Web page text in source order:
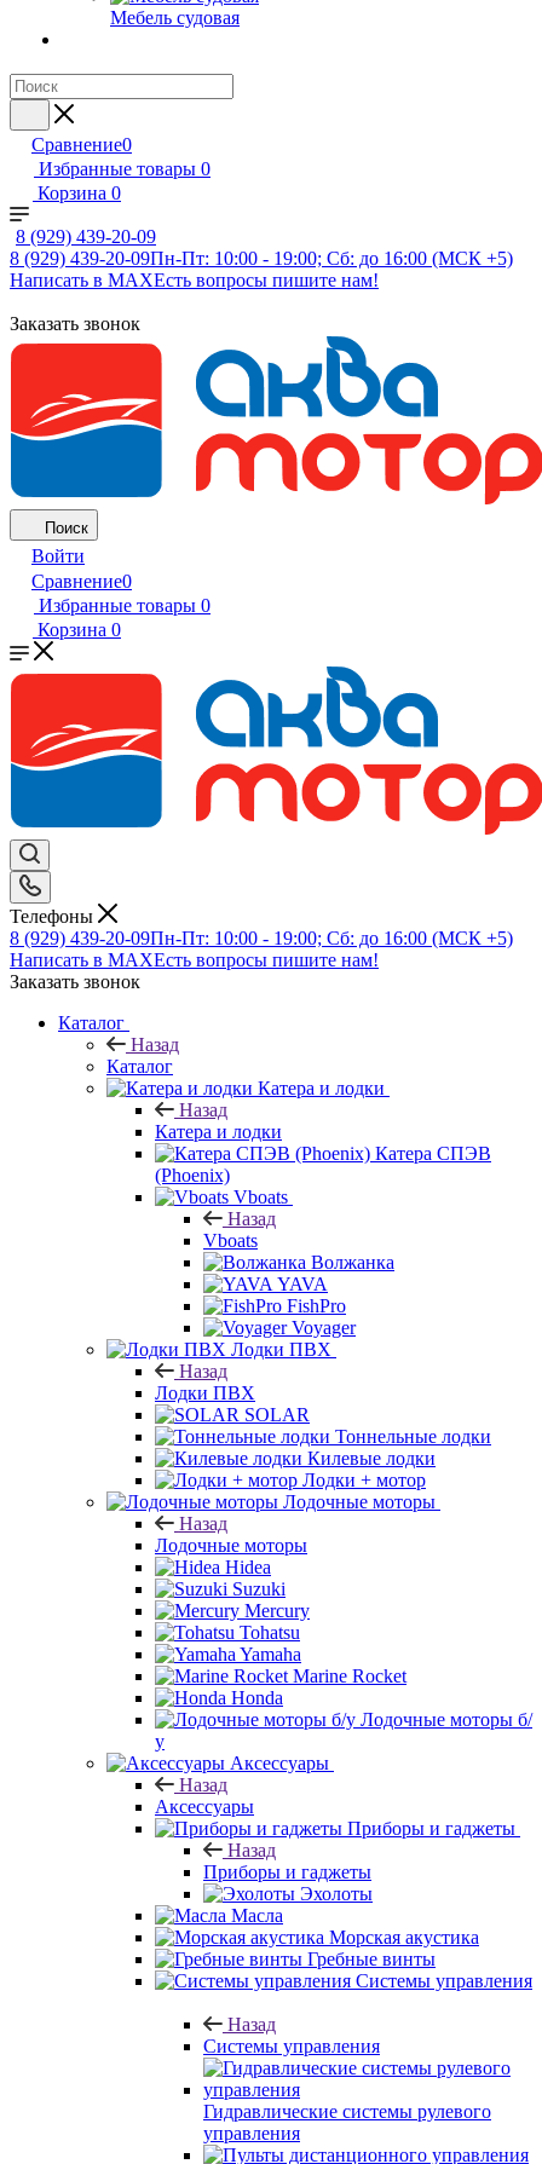
Мебель судовая
Сравнение0
Избранные товары 0
Корзина 0
8 (929) 439-20-09
8 (929) 439-20-09Пн-Пт: 10:00 - 19:00; Сб: до 16:00 (МСК +5)
Написать в MAXЕсть вопросы пишите нам!
Заказать звонок
Поиск
Войти
Сравнение0
Избранные товары 0
Корзина 0
Телефоны
8 (929) 439-20-09Пн-Пт: 10:00 - 19:00; Сб: до 16:00 (МСК +5)
Написать в MAXЕсть вопросы пишите нам!
Заказать звонок
Каталог
Назад
Каталог
Катера и лодки
Назад
Катера и лодки
Катера СПЭВ
(Phoenix)
Vboats
Назад
Vboats
Волжанка
YAVA
FishPro
Voyager
Лодки ПВХ
Назад
Лодки ПВХ
SOLAR
Тоннельные лодки
Килевые лодки
Лодки + мотор
Лодочные моторы
Назад
Лодочные моторы
Hidea
Suzuki
Mercury
Tohatsu
Yamaha
Marine Rocket
Honda
Лодочные моторы б/
у
Аксессуары
Назад
Аксессуары
Приборы и гаджеты
Назад
Приборы и гаджеты
Эхолоты
Масла
Морская акустика
Гребные винты
Системы управления
Назад
Системы управления
Гидравлические системы рулевого
управления